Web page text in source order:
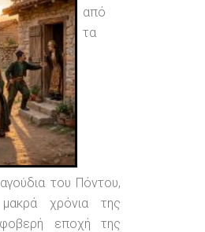
από
τα
του Πόντου,
χρόνια της
εποχή της